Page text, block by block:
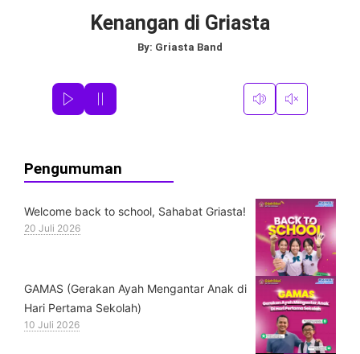
Kenangan di Griasta
By: Griasta Band
Pengumuman
Welcome back to school, Sahabat Griasta!
20 Juli 2026
GAMAS (Gerakan Ayah Mengantar Anak di
Hari Pertama Sekolah)
10 Juli 2026